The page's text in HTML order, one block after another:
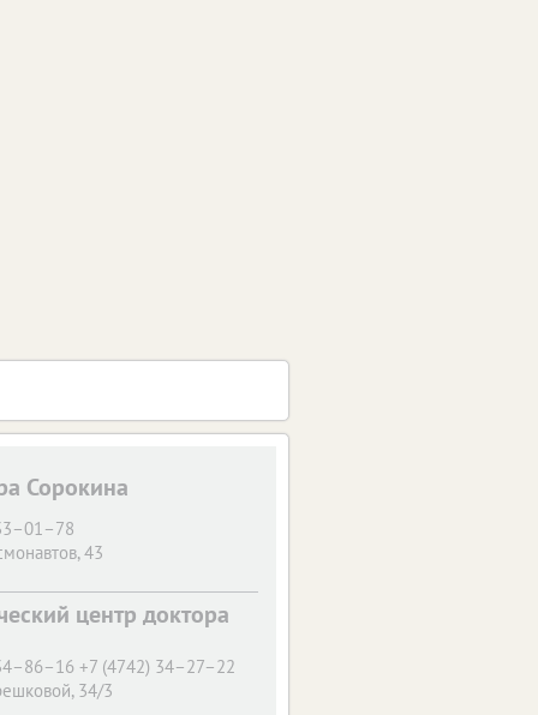
Сорокина
43
центр доктора
+7 (4742) 34–27–22
34/3